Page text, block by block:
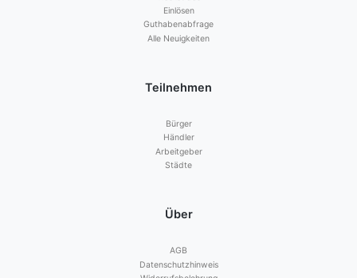
Einlösen
Guthabenabfrage
Alle Neuigkeiten
Teilnehmen
Bürger
Händler
Arbeitgeber
Städte
Über
AGB
Datenschutzhinweis